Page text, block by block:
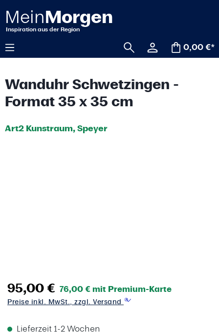
springen
0,00 €*
Wanduhr Schwetzingen -
Format 35 x 35 cm
Art2 Kunstraum, Speyer
95,00 € 76,00 € mit Premium-Karte
Preise inkl. MwSt., zzgl. Versand
Lieferzeit 1-2 Wochen